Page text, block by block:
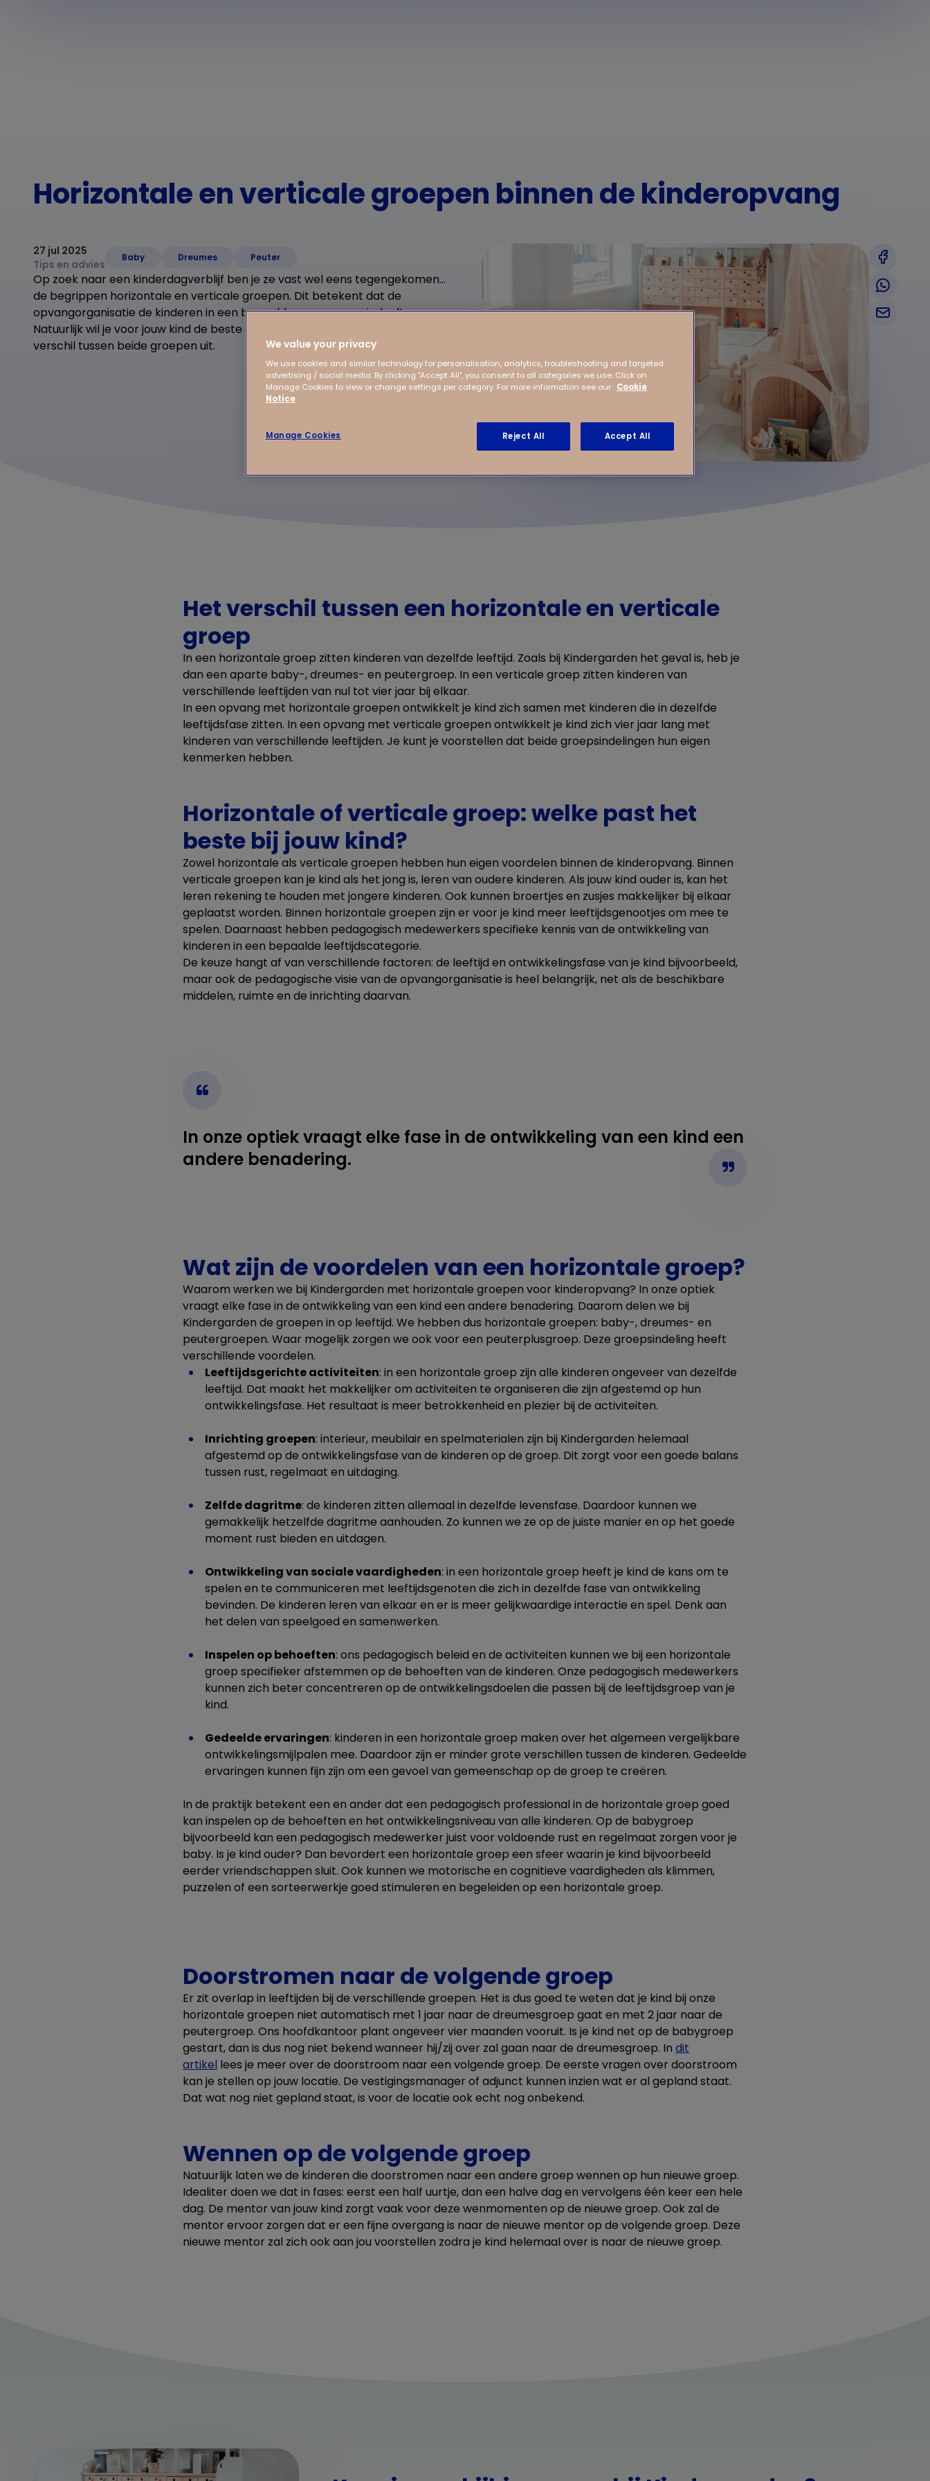
Horizontale en verticale groepen binnen de kinderopvang
27 jul 2025
Tips en advies
Baby Dreumes Peuter
Op zoek naar een kinderdagverblijf ben je ze vast wel eens tegengekomen…
de begrippen horizontale en verticale groepen. Dit betekent dat de
opvangorganisatie de kinderen in een bepaalde groepsvorm indeelt.
Natuurlijk wil je voor jouw kind de beste keuze maken, daarom leggen we het
verschil tussen beide groepen uit.
Het verschil tussen een horizontale en verticale
groep
In een horizontale groep zitten kinderen van dezelfde leeftijd. Zoals bij Kindergarden het geval is, heb je
dan een aparte baby-, dreumes- en peutergroep. In een verticale groep zitten kinderen van
verschillende leeftijden van nul tot vier jaar bij elkaar.
In een opvang met horizontale groepen ontwikkelt je kind zich samen met kinderen die in dezelfde
leeftijdsfase zitten. In een opvang met verticale groepen ontwikkelt je kind zich vier jaar lang met
kinderen van verschillende leeftijden. Je kunt je voorstellen dat beide groepsindelingen hun eigen
kenmerken hebben.
Horizontale of verticale groep: welke past het
beste bij jouw kind?
Zowel horizontale als verticale groepen hebben hun eigen voordelen binnen de kinderopvang. Binnen
verticale groepen kan je kind als het jong is, leren van oudere kinderen. Als jouw kind ouder is, kan het
leren rekening te houden met jongere kinderen. Ook kunnen broertjes en zusjes makkelijker bij elkaar
geplaatst worden. Binnen horizontale groepen zijn er voor je kind meer leeftijdsgenootjes om mee te
spelen. Daarnaast hebben pedagogisch medewerkers specifieke kennis van de ontwikkeling van
kinderen in een bepaalde leeftijdscategorie.
De keuze hangt af van verschillende factoren: de leeftijd en ontwikkelingsfase van je kind bijvoorbeeld,
maar ook de pedagogische visie van de opvangorganisatie is heel belangrijk, net als de beschikbare
middelen, ruimte en de inrichting daarvan.
In onze optiek vraagt elke fase in de ontwikkeling van een kind een
andere benadering.
Wat zijn de voordelen van een horizontale groep?
Waarom werken we bij Kindergarden met horizontale groepen voor kinderopvang? In onze optiek
vraagt elke fase in de ontwikkeling van een kind een andere benadering. Daarom delen we bij
Kindergarden de groepen in op leeftijd. We hebben dus horizontale groepen: baby-, dreumes- en
peutergroepen. Waar mogelijk zorgen we ook voor een peuterplusgroep. Deze groepsindeling heeft
verschillende voordelen.
Leeftijdsgerichte activiteiten: in een horizontale groep zijn alle kinderen ongeveer van dezelfde
leeftijd. Dat maakt het makkelijker om activiteiten te organiseren die zijn afgestemd op hun
ontwikkelingsfase. Het resultaat is meer betrokkenheid en plezier bij de activiteiten.
Inrichting groepen: interieur, meubilair en spelmaterialen zijn bij Kindergarden helemaal
afgestemd op de ontwikkelingsfase van de kinderen op de groep. Dit zorgt voor een goede balans
tussen rust, regelmaat en uitdaging.
Zelfde dagritme: de kinderen zitten allemaal in dezelfde levensfase. Daardoor kunnen we
gemakkelijk hetzelfde dagritme aanhouden. Zo kunnen we ze op de juiste manier en op het goede
moment rust bieden en uitdagen.
Ontwikkeling van sociale vaardigheden: in een horizontale groep heeft je kind de kans om te
spelen en te communiceren met leeftijdsgenoten die zich in dezelfde fase van ontwikkeling
bevinden. De kinderen leren van elkaar en er is meer gelijkwaardige interactie en spel. Denk aan
het delen van speelgoed en samenwerken.
Inspelen op behoeften: ons pedagogisch beleid en de activiteiten kunnen we bij een horizontale
groep specifieker afstemmen op de behoeften van de kinderen. Onze pedagogisch medewerkers
kunnen zich beter concentreren op de ontwikkelingsdoelen die passen bij de leeftijdsgroep van je
kind.
Gedeelde ervaringen: kinderen in een horizontale groep maken over het algemeen vergelijkbare
ontwikkelingsmijlpalen mee. Daardoor zijn er minder grote verschillen tussen de kinderen. Gedeelde
ervaringen kunnen fijn zijn om een gevoel van gemeenschap op de groep te creëren.
In de praktijk betekent een en ander dat een pedagogisch professional in de horizontale groep goed
kan inspelen op de behoeften en het ontwikkelingsniveau van alle kinderen. Op de babygroep
bijvoorbeeld kan een pedagogisch medewerker juist voor voldoende rust en regelmaat zorgen voor je
baby. Is je kind ouder? Dan bevordert een horizontale groep een sfeer waarin je kind bijvoorbeeld
eerder vriendschappen sluit. Ook kunnen we motorische en cognitieve vaardigheden als klimmen,
puzzelen of een sorteerwerkje goed stimuleren en begeleiden op een horizontale groep.
Doorstromen naar de volgende groep
Er zit overlap in leeftijden bij de verschillende groepen. Het is dus goed te weten dat je kind bij onze
horizontale groepen niet automatisch met 1 jaar naar de dreumesgroep gaat en met 2 jaar naar de
peutergroep. Ons hoofdkantoor plant ongeveer vier maanden vooruit. Is je kind net op de babygroep
gestart, dan is dus nog niet bekend wanneer hij/zij over zal gaan naar de dreumesgroep. In dit
artikel lees je meer over de doorstroom naar een volgende groep. De eerste vragen over doorstroom
kan je stellen op jouw locatie. De vestigingsmanager of adjunct kunnen inzien wat er al gepland staat.
Dat wat nog niet gepland staat, is voor de locatie ook echt nog onbekend.
Wennen op de volgende groep
Natuurlijk laten we de kinderen die doorstromen naar een andere groep wennen op hun nieuwe groep.
Idealiter doen we dat in fases: eerst een half uurtje, dan een halve dag en vervolgens één keer een hele
dag. De mentor van jouw kind zorgt vaak voor deze wenmomenten op de nieuwe groep. Ook zal de
mentor ervoor zorgen dat er een fijne overgang is naar de nieuwe mentor op de volgende groep. Deze
nieuwe mentor zal zich ook aan jou voorstellen zodra je kind helemaal over is naar de nieuwe groep.
We value your privacy
We use cookies and similar technology for personalisation, analytics, troubleshooting and targeted
advertising / social media. By clicking "Accept All", you consent to all categories we use. Click on
Manage Cookies to view or change settings per category. For more information see our Cookie
Notice
Manage Cookies Reject All Accept All